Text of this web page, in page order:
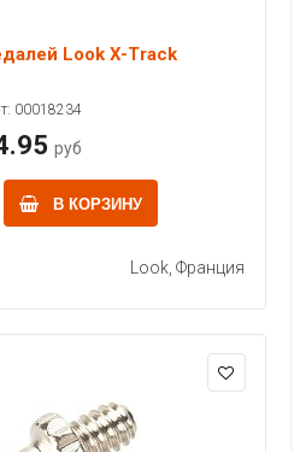
Look X-Track
00018234
руб
В КОРЗИНУ
Look, Франция